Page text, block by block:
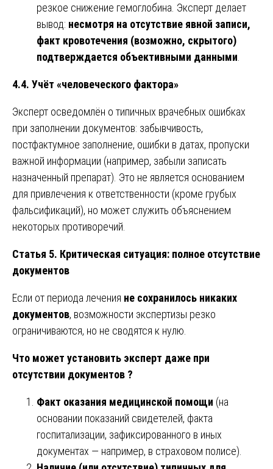
резкое снижение гемоглобина. Эксперт делает
вывод: несмотря на отсутствие явной записи,
факт кровотечения (возможно, скрытого)
подтверждается объективными данными
4.4. Учёт «человеческого фактора»
Эксперт осведомлён о типичных врачебных ошибках
при заполнении документов: забывчивость,
постфактумное заполнение, ошибки в датах, пропуски
важной информации (например, забыли записать
назначенный препарат). Это не является основанием
для привлечения к ответственности (кроме грубых
фальсификаций), но может служить объяснением
некоторых противоречий.
Статья 5. Критическая ситуация: полное отсутствие
документов
Если от периода лечения не сохранилось никаких
документов, возможности экспертизы резко
ограничиваются, но не сводятся к нулю.
Что может установить эксперт даже при
отсутствии документов ?
Факт оказания медицинской помощи (на
основании показаний свидетелей, факта
госпитализации, зафиксированного в иных
документах — например, в страховом полисе).